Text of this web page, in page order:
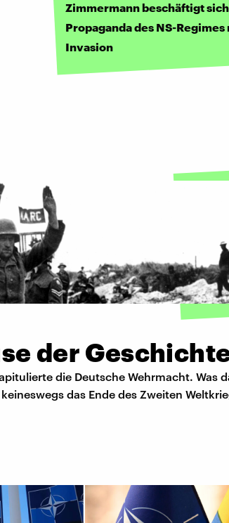
Zimmermann beschäftigt
Propaganda des NS-Regimes
Invasion
der
die Deutsche Wehrmacht. Was
das Ende des Zweiten